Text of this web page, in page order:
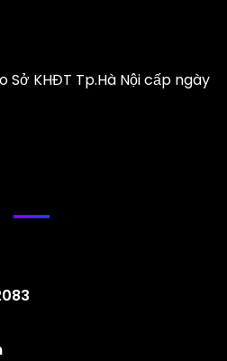
Sở KHĐT Tp.Hà Nội cấp ngày